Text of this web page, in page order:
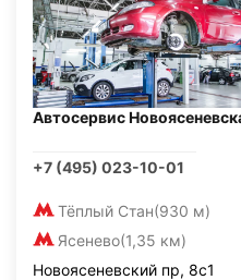
Автосервис
+7 (495) 023-10-01
Тёплый Стан(930 м)
Ясенево(1,35 км)
Новоясеневский пр, 8с1